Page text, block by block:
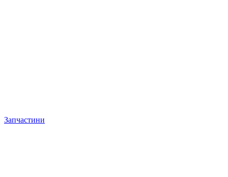
Запчастини